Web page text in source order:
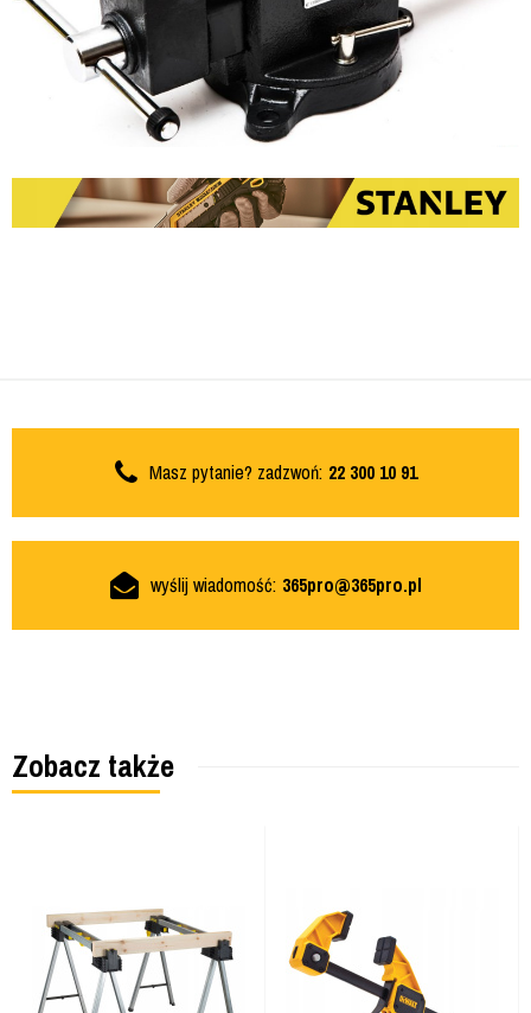
Masz pytanie? zadzwoń: 22 300 10 91
wyślij wiadomość: 365pro@365pro.pl
Zobacz także